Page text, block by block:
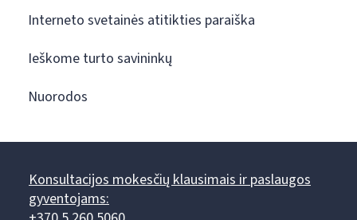
Interneto svetainės atitikties paraiška
Ieškome turto savininkų
Nuorodos
Konsultacijos mokesčių klausimais ir paslaugos
gyventojams: